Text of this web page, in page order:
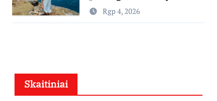
nereikia stengtis per vieną
dieną pamatyti visų lankytinų
vietų“
Rgp 4, 2026
Skaitiniai